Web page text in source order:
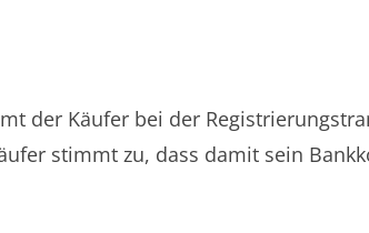
der Käufer bei der
stimmt zu, dass damit sein